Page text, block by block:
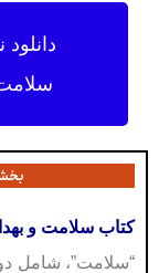
سلامت
کتاب سلامت و